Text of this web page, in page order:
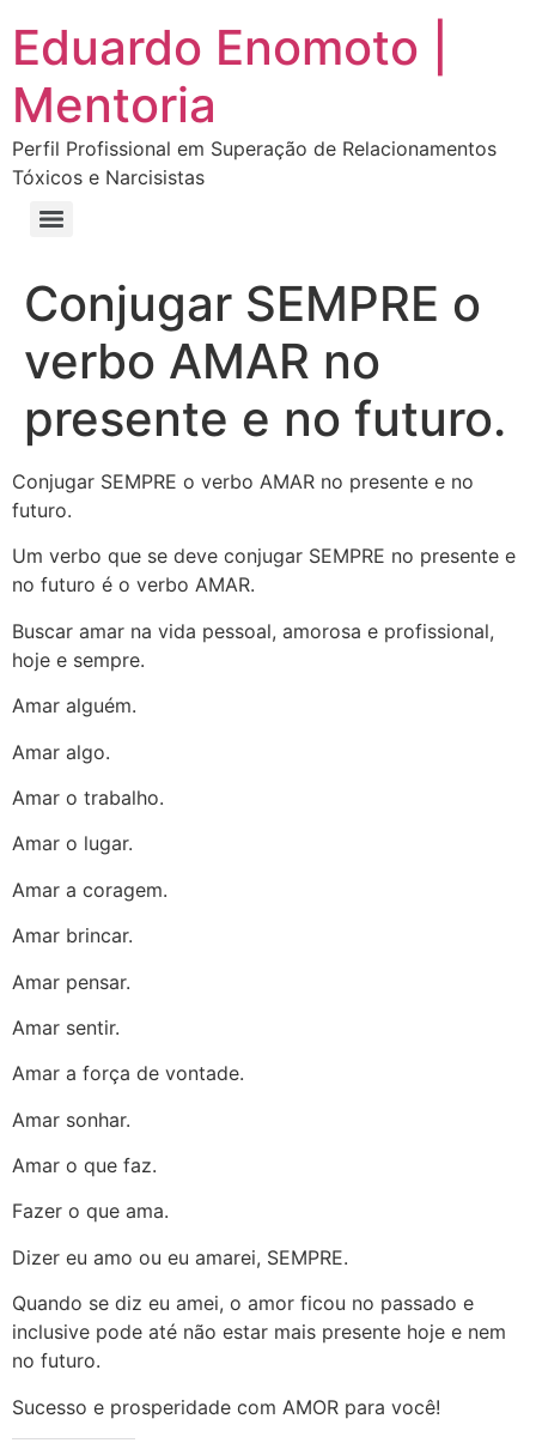
Eduardo Enomoto |
Mentoria
Perfil Profissional em Superação de Relacionamentos
Tóxicos e Narcisistas
Conjugar SEMPRE o
verbo AMAR no
presente e no futuro.
Conjugar SEMPRE o verbo AMAR no presente e no
futuro.
Um verbo que se deve conjugar SEMPRE no presente e
no futuro é o verbo AMAR.
Buscar amar na vida pessoal, amorosa e profissional,
hoje e sempre.
Amar alguém.
Amar algo.
Amar o trabalho.
Amar o lugar.
Amar a coragem.
Amar brincar.
Amar pensar.
Amar sentir.
Amar a força de vontade.
Amar sonhar.
Amar o que faz.
Fazer o que ama.
Dizer eu amo ou eu amarei, SEMPRE.
Quando se diz eu amei, o amor ficou no passado e
inclusive pode até não estar mais presente hoje e nem
no futuro.
Sucesso e prosperidade com AMOR para você!